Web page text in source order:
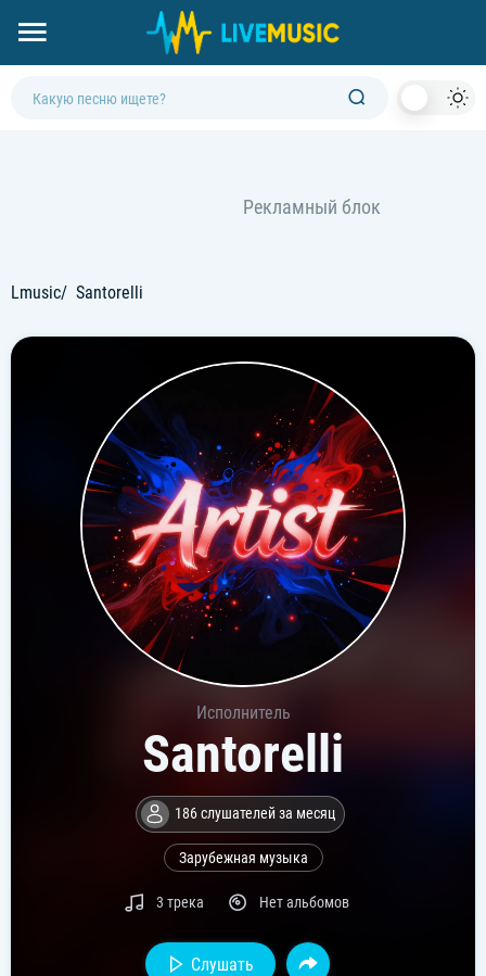
Lmusic Santorelli
Исполнитель
Santorelli
186 слушателей за месяц
Зарубежная музыка
3 трека Нет альбомов
Слушать